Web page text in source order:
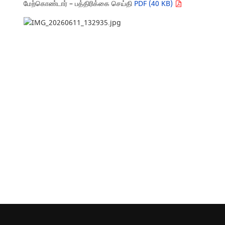
மேற்கொண்டார் – பத்திரிக்கை செய்தி PDF (40 KB)